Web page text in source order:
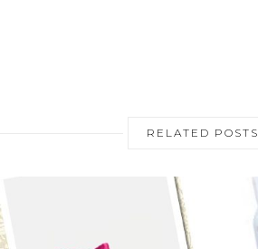
RELATED POSTS